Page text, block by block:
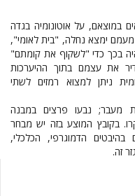
במוצאם, על אוטונומיה בגדה
ימצא נחלה, "בית לאומי",
בכך כדי "לשקוף את קומתם"
את עצמם בתוך ההיערכות
ניתן למצוא רמזים לשתי
מעבר; נבעו פרצים במבנה
בקובץ המוצע בזה יש מבחר
הדמוגרפי, הכלכלי,
זה.